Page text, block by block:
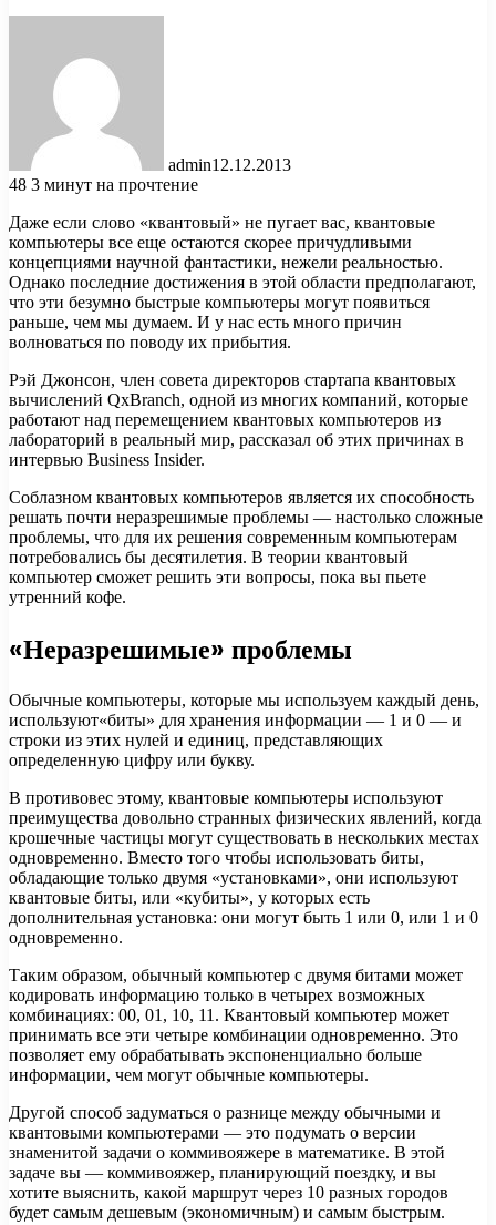
admin12.12.2013
48 3 минут на прочтение
Даже если слово «квантовый» не пугает вас, квантовые
компьютеры все еще остаются скорее причудливыми
концепциями научной фантастики, нежели реальностью.
Однако последние достижения в этой области предполагают,
что эти безумно быстрые компьютеры могут появиться
раньше, чем мы думаем. И у нас есть много причин
волноваться по поводу их прибытия.
Рэй Джонсон, член совета директоров стартапа квантовых
вычислений QxBranch, одной из многих компаний, которые
работают над перемещением квантовых компьютеров из
лабораторий в реальный мир, рассказал об этих причинах в
интервью Business Insider.
Соблазном квантовых компьютеров является их способность
решать почти неразрешимые проблемы — настолько сложные
проблемы, что для их решения современным компьютерам
потребовались бы десятилетия. В теории квантовый
компьютер сможет решить эти вопросы, пока вы пьете
утренний кофе.
«Неразрешимые» проблемы
Обычные компьютеры, которые мы используем каждый день,
используют«биты» для хранения информации — 1 и 0 — и
строки из этих нулей и единиц, представляющих
определенную цифру или букву.
В противовес этому, квантовые компьютеры используют
преимущества довольно странных физических явлений, когда
крошечные частицы могут существовать в нескольких местах
одновременно. Вместо того чтобы использовать биты,
обладающие только двумя «установками», они используют
квантовые биты, или «кубиты», у которых есть
дополнительная установка: они могут быть 1 или 0, или 1 и 0
одновременно.
Таким образом, обычный компьютер с двумя битами может
кодировать информацию только в четырех возможных
комбинациях: 00, 01, 10, 11. Квантовый компьютер может
принимать все эти четыре комбинации одновременно. Это
позволяет ему обрабатывать экспоненциально больше
информации, чем могут обычные компьютеры.
Другой способ задуматься о разнице между обычными и
квантовыми компьютерами — это подумать о версии
знаменитой задачи о коммивояжере в математике. В этой
задаче вы — коммивояжер, планирующий поездку, и вы
хотите выяснить, какой маршрут через 10 разных городов
будет самым дешевым (экономичным) и самым быстрым.